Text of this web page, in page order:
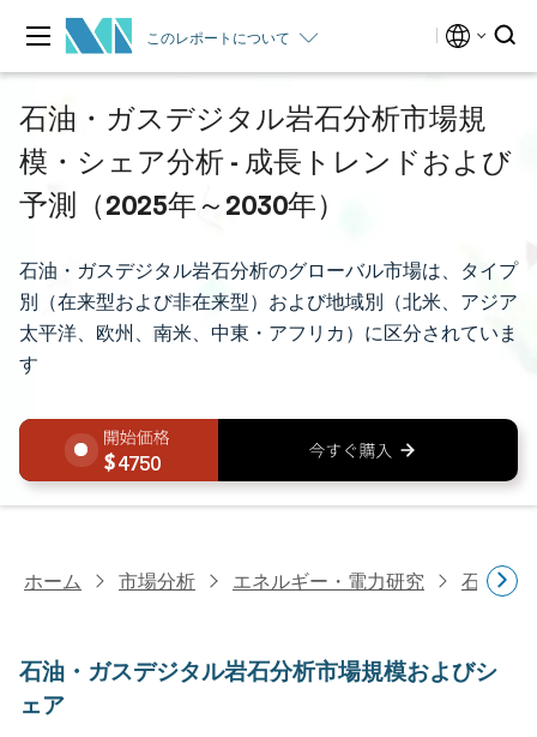
このレポートについて
石油・ガスデジタル岩石分析市場規
模・シェア分析 - 成長トレンドおよび
予測（2025年～2030年）
石油・ガスデジタル岩石分析のグローバル市場は、タイプ
別（在来型および非在来型）および地域別（北米、アジア
太平洋、欧州、南米、中東・アフリカ）に区分されていま
す
4750
ホーム 市場分析 エネルギー・電力研究 石油・
石油・ガスデジタル岩石分析市場規模およびシ
ェア